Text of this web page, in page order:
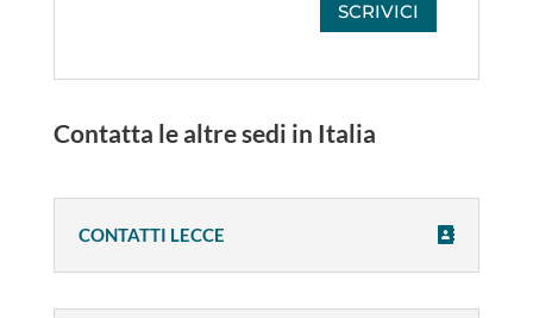
SCRIVICI
Contatta le altre sedi in Italia
CONTATTI LECCE